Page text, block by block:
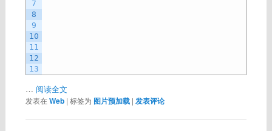
7
8
9
10
11
12
13
… 阅读全文
发表在Web | 标签为 图片预加载 | 发表评论